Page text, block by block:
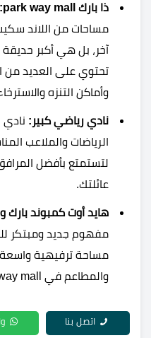
ذا بارك park way mall:
مساحات من اللاند
آخر، بل هي أكبر حديقة
تحتوي على العديد من
وأماكن التنزه
نادي رياضي كبير:
الرياضات والملاعب
لتستمتع بأفضل
عائلتك.
هايد أوت كمبوند بارك
مفهوم جديد ومبتكر
مساحة ترفيهية
والمطاعم في park way mall.
اتصل بنا